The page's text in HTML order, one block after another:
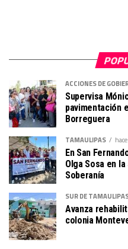
ACCIONES DE
Supervisa
pavimentación
Borreguera
TAMAULIPAS
En San
Olga Sosa en
Soberanía
SUR DE
Avanza
colonia